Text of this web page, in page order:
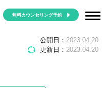
無料カウンセリング予約
ングスクール7選
公開日： 2023.04.20
更新日： 2023.04.20